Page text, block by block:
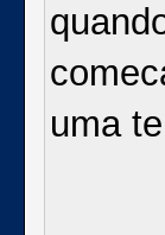
uma